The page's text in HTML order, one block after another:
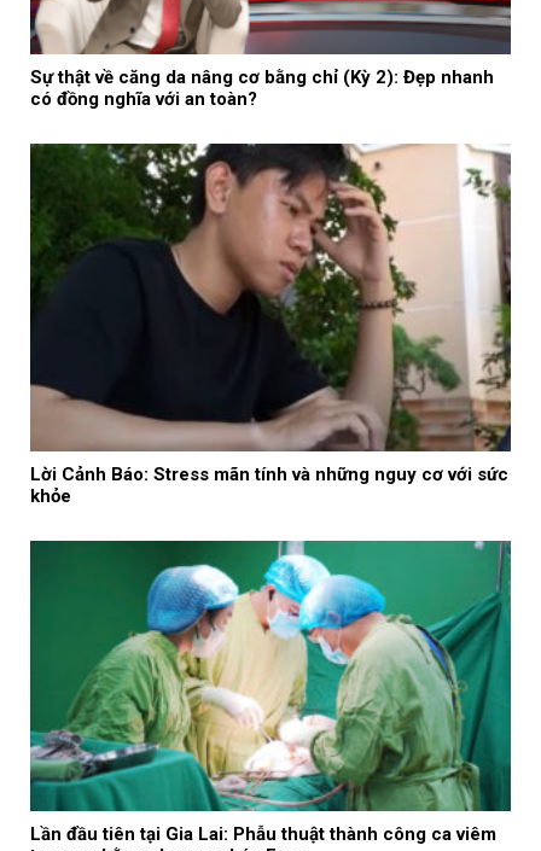
Sự thật về căng da nâng cơ bằng chỉ (Kỳ 2): Đẹp nhanh
có đồng nghĩa với an toàn?
Lời Cảnh Báo: Stress mãn tính và những nguy cơ với sức
khỏe
Lần đầu tiên tại Gia Lai: Phẫu thuật thành công ca viêm